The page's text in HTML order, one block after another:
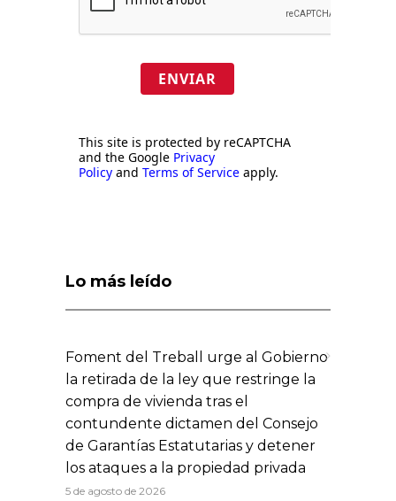
ENVIAR
This site is protected by reCAPTCHA
and the Google Privacy
Policy and Terms of Service apply.
Lo más leído
Foment del Treball urge al Gobierno
la retirada de la ley que restringe la
compra de vivienda tras el
contundente dictamen del Consejo
de Garantías Estatutarias y detener
los ataques a la propiedad privada
5 de agosto de 2026